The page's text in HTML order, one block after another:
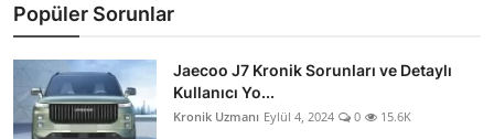
Popüler Sorunlar
Jaecoo J7 Kronik Sorunları ve Detaylı
Kullanıcı Yo...
Kronik Uzmanı Eylül 4, 2024 0 15.6K